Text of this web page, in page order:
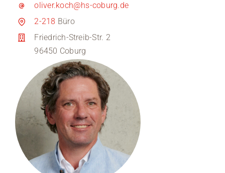
Informationen für …
Kontakt
Medien
Stellenangebote
News
Veranstaltungen
oliver.koch@hs-coburg.de
2-218 Büro
Friedrich-Streib-Str. 2
96450 Coburg